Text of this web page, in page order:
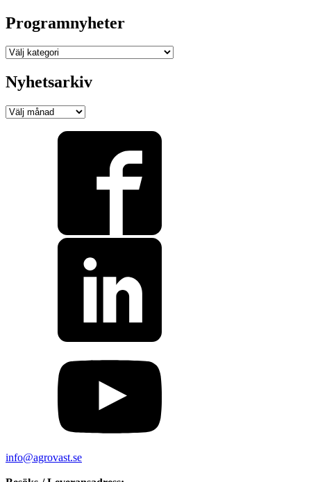
Programnyheter
Programnyheter
Nyhetsarkiv
Nyhetsarkiv
info@agrovast.se